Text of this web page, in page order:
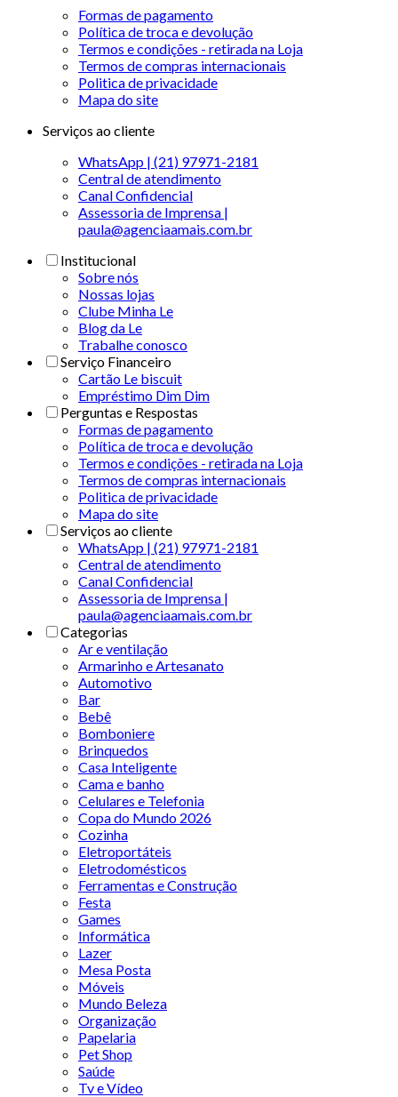
Formas de pagamento
Política de troca e devolução
Termos e condições - retirada na Loja
Termos de compras internacionais
Politica de privacidade
Mapa do site
Serviços ao cliente
WhatsApp | (21) 97971-2181
Central de atendimento
Canal Confidencial
Assessoria de Imprensa |
paula@agenciaamais.com.br
Institucional
Sobre nós
Nossas lojas
Clube Minha Le
Blog da Le
Trabalhe conosco
Serviço Financeiro
Cartão Le biscuit
Empréstimo Dim Dim
Perguntas e Respostas
Formas de pagamento
Política de troca e devolução
Termos e condições - retirada na Loja
Termos de compras internacionais
Politica de privacidade
Mapa do site
Serviços ao cliente
WhatsApp | (21) 97971-2181
Central de atendimento
Canal Confidencial
Assessoria de Imprensa |
paula@agenciaamais.com.br
Categorias
Ar e ventilação
Armarinho e Artesanato
Automotivo
Bar
Bebê
Bomboniere
Brinquedos
Casa Inteligente
Cama e banho
Celulares e Telefonia
Copa do Mundo 2026
Cozinha
Eletroportáteis
Eletrodomésticos
Ferramentas e Construção
Festa
Games
Informática
Lazer
Mesa Posta
Móveis
Mundo Beleza
Organização
Papelaria
Pet Shop
Saúde
Tv e Vídeo